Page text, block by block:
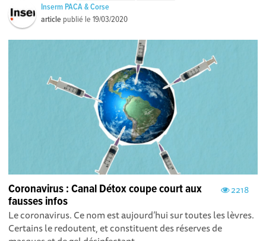
Inserm PACA & Corse
article publié le19/03/2020
2218
Coronavirus : Canal Détox coupe court aux
fausses infos
Le coronavirus. Ce nom est aujourd’hui sur toutes les lèvres.
Certains le redoutent, et constituent des réserves de